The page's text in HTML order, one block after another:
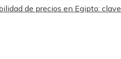
de precios en Egipto: